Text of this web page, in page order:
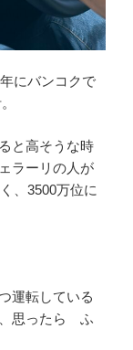
にバンコクで
と高そうな時
ラーリの人が
、3500万位に
運転している
思ったら ふ